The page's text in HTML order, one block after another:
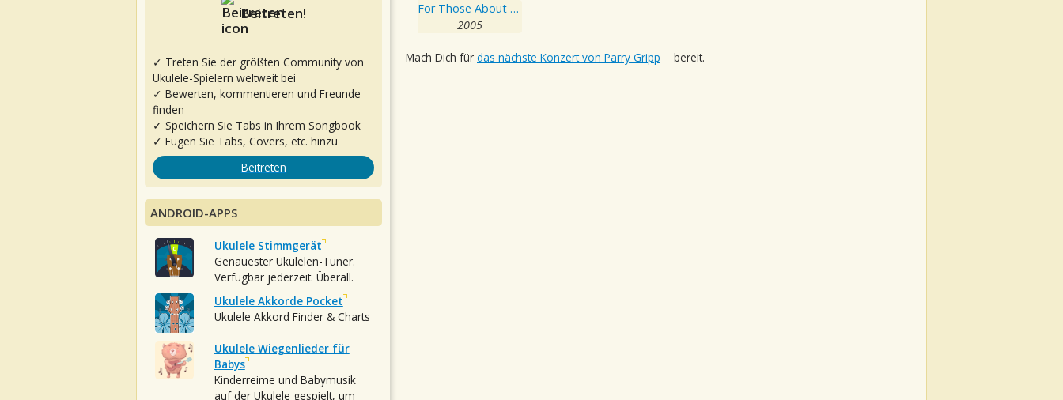
For Those About To Shop, We Salute You
2005
Mach Dich für das nächste Konzert von Parry Gripp bereit.
Beitreten!
✓ Treten Sie der größten Community von
Ukulele-Spielern weltweit bei
✓ Bewerten, kommentieren und Freunde
finden
✓ Speichern Sie Tabs in Ihrem Songbook
✓ Fügen Sie Tabs, Covers, etc. hinzu
Beitreten
ANDROID-APPS
Ukulele Stimmgerät
Genauester Ukulelen-Tuner.
Verfügbar jederzeit. Überall.
Ukulele Akkorde Pocket
Ukulele Akkord Finder & Charts
Ukulele Wiegenlieder für
Babys
Kinderreime und Babymusik
auf der Ukulele gespielt, um